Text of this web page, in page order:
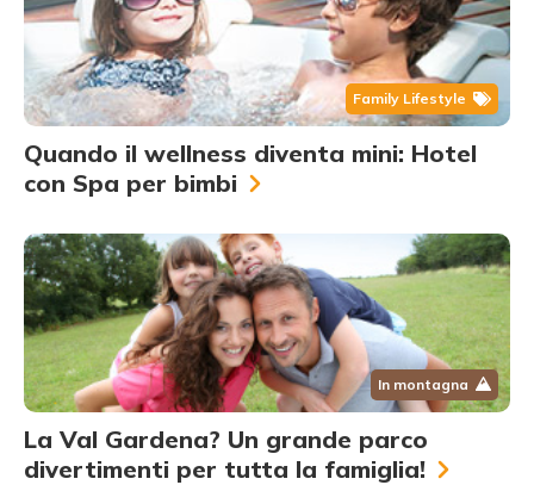
Family Lifestyle
Quando il wellness diventa mini: Hotel
con Spa per bimbi
In montagna
La Val Gardena? Un grande parco
divertimenti per tutta la famiglia!